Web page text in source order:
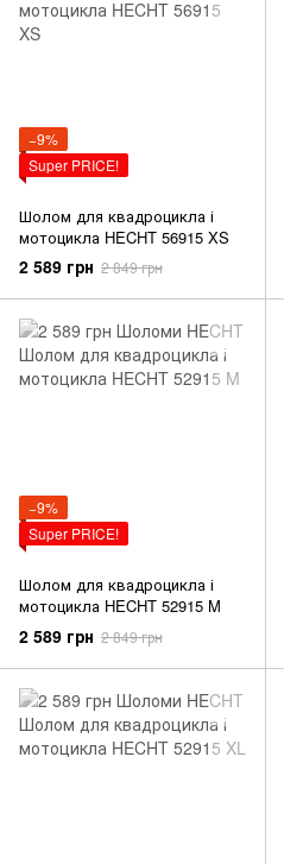
−9%
Super PRICE!
Шолом для квадроцикла і
мотоцикла HECHT 56915 XS
2 589 грн 2 849 грн
−9%
Super PRICE!
Шолом для квадроцикла і
мотоцикла HECHT 52915 M
2 589 грн 2 849 грн